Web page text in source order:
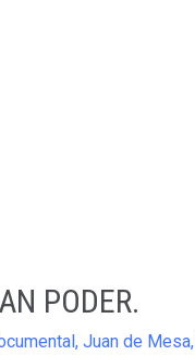
PODER.
, Juan de Mesa,